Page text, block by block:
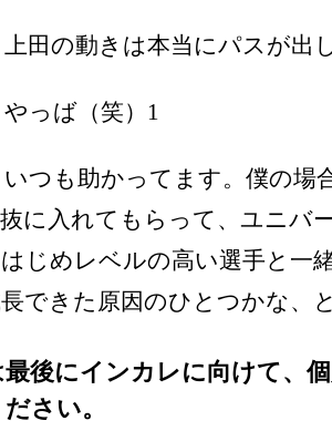
田の動きは本当にパスが
っば（笑）1
つも助かってます。僕の場
に入れてもらって、ユニバ
じめレベルの高い選手と一
できた原因のひとつかな、
後にインカレに向けて、
さい。